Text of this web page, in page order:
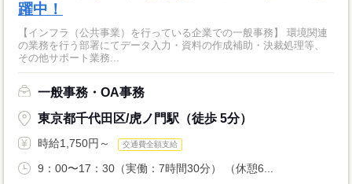
躍中！
【インフラ（公共事業）を行っている企業での一般事務】 環境関連
の業務を行う部署にてデータ入力・資料の作成補助・決裁処理等、
その他サポート業務...
一般事務・OA事務
東京都千代田区/虎ノ門駅（徒歩 5分）
時給1,750円～ 交通費全額支給
9：00〜17：30（実働：7時間30分） （休憩6...